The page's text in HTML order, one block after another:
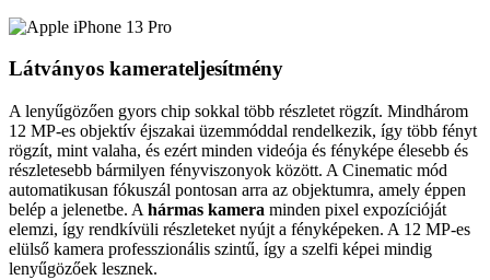
Látványos kamerateljesítmény
A lenyűgözően gyors chip sokkal több részletet rögzít. Mindhárom
12 MP-es objektív éjszakai üzemmóddal rendelkezik, így több fényt
rögzít, mint valaha, és ezért minden videója és fényképe élesebb és
részletesebb bármilyen fényviszonyok között. A Cinematic mód
automatikusan fókuszál pontosan arra az objektumra, amely éppen
belép a jelenetbe. A hármas kamera minden pixel expozícióját
elemzi, így rendkívüli részleteket nyújt a fényképeken. A 12 MP-es
elülső kamera professzionális szintű, így a szelfi képei mindig
lenyűgözőek lesznek.